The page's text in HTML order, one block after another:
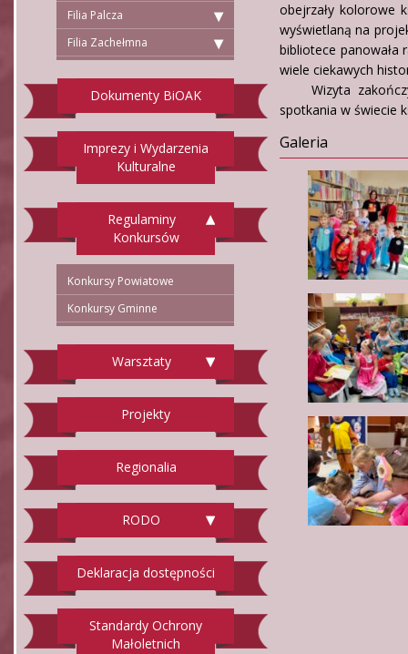
Filia Palcza
Filia Zachełmna
Dokumenty BiOAK
Imprezy i Wydarzenia
Kulturalne
Regulaminy
Konkursów
Konkursy Powiatowe
Konkursy Gminne
Warsztaty
Projekty
Regionalia
RODO
Deklaracja dostępności
Standardy Ochrony
Małoletnich
obejrzały kolorowe
wyświetlaną na
bibliotece panowała
wiele ciekawych
Wizyta
spotkania w świecie
Galeria